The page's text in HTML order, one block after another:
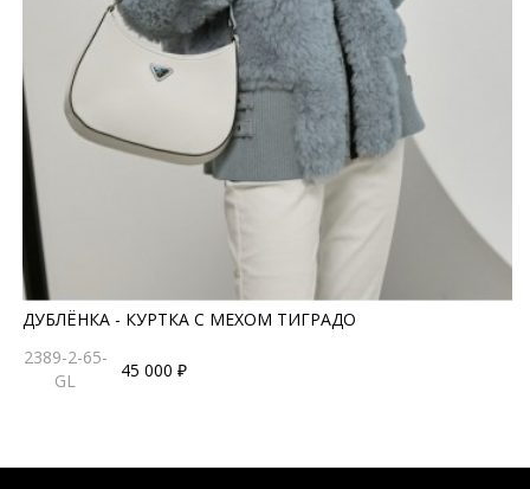
ДУБЛЁНКА - КУРТКА С МЕХОМ ТИГРАДО
2389-2-65-
GL
45 000 ₽